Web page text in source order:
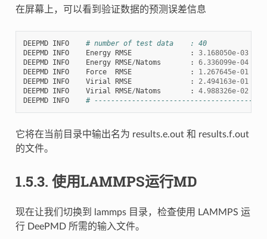
在屏幕上，可以看到验证数据的预测误差信息
DEEPMD INFO
# number of test data    : 40
DEEPMD INFO Energy RMSE : 3.168050e-03
DEEPMD INFO Energy RMSE/Natoms : 6.336099e-04
DEEPMD INFO Force RMSE : 1.267645e-01
DEEPMD INFO Virial RMSE : 2.494163e-01
DEEPMD INFO Virial RMSE/Natoms : 4.988326e-02
DEEPMD INFO #
它将在当前目录中输出名为 results.e.out 和 results.f.out
的文件。
1.5.3. 使用LAMMPS运行MD
现在让我们切换到 lammps 目录，检查使用 LAMMPS 运
行 DeePMD 所需的输入文件。